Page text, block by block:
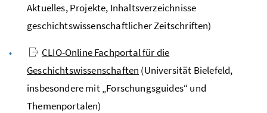
Aktuelles, Projekte, Inhaltsverzeichnisse
geschichtswissenschaftlicher Zeitschriften)
CLIO-Online Fachportal für die
Geschichtswissenschaften (Universität Bielefeld,
insbesondere mit „Forschungsguides“ und
Themenportalen)